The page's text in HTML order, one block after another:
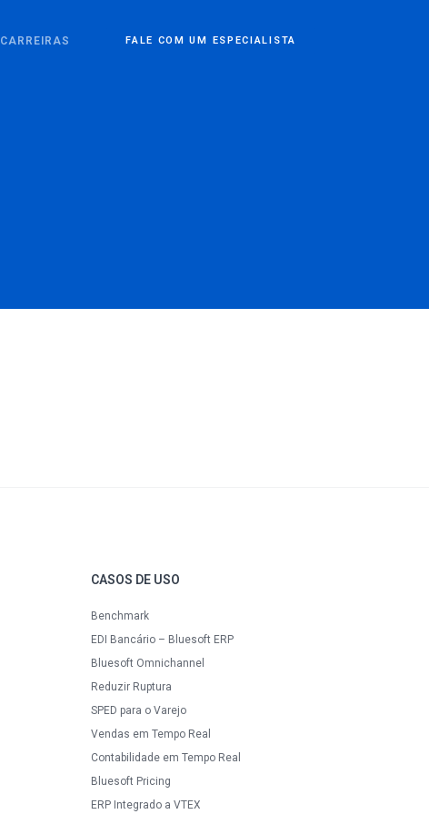
CARREIRAS FALE COM UM ESPECIALISTA
CASOS DE USO
Benchmark
EDI Bancário – Bluesoft ERP
Bluesoft Omnichannel
Reduzir Ruptura
SPED para o Varejo
Vendas em Tempo Real
Contabilidade em Tempo Real
Bluesoft Pricing
ERP Integrado a VTEX